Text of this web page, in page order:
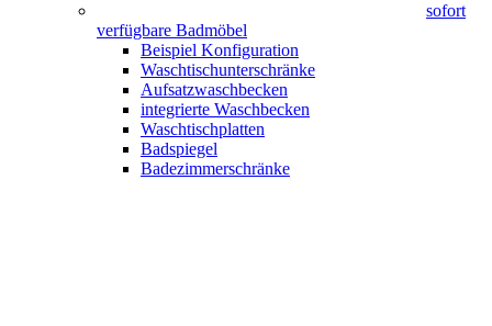
sofort
verfügbare Badmöbel
Beispiel Konfiguration
Waschtischunterschränke
Aufsatzwaschbecken
integrierte Waschbecken
Waschtischplatten
Badspiegel
Badezimmerschränke